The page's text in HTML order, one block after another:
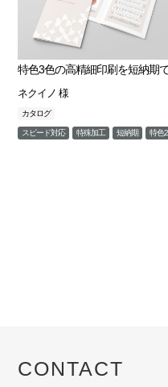
特色3色の高精細印刷を短納期
ネクイノ 様
カタログ
スピード対応 特殊加工 短納期 特色2
CONTACT